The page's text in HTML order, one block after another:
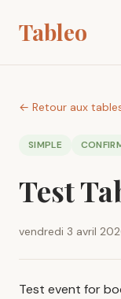
Tableo
← Retour aux
SIMPLE
Test
vendredi 3 avril
Test event for